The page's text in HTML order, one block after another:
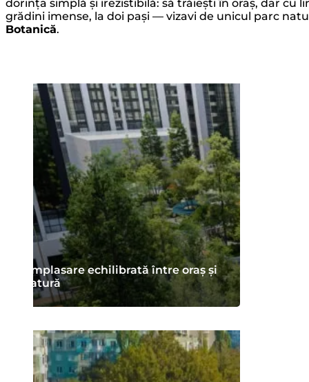
dorința simplă și irezistibilă: să trăiești în oraș, dar cu
grădini imense, la doi pași — vizavi de unicul parc
Botanică.
Amplasare echilibrată între oraș și
natură